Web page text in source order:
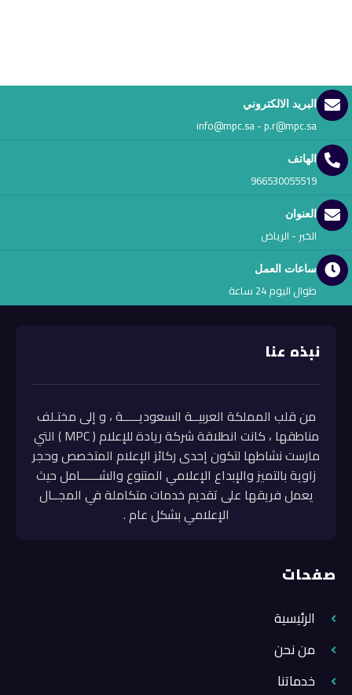
البريد الالكتروني
info@mpc.sa - p.r@mpc.sa
الهاتف
966530055519
العنوان
الخبر - الرياض
ساعات العمل
طوال اليوم 24 ساعة
نبذه عنا
من قلب المملكة العربيــة السعوديـــــة ، و إلى مختـلف
مناطقها ، كانت انطلاقة شركة ريادة للإعلام ( MPC ) التي
مارست نشاطها لتكون إحدى ركائز الإعلام المتخصص وحجر
زاوية بالتميز والإبداع الإعلامي المتنوع والشــــــامل حيث
يعمل فريقها على تقديم خدمات متكاملة في المجــال
الإعلامي بشكل عام .
صفحات
الرئيسية
من نحن
خدماتنا